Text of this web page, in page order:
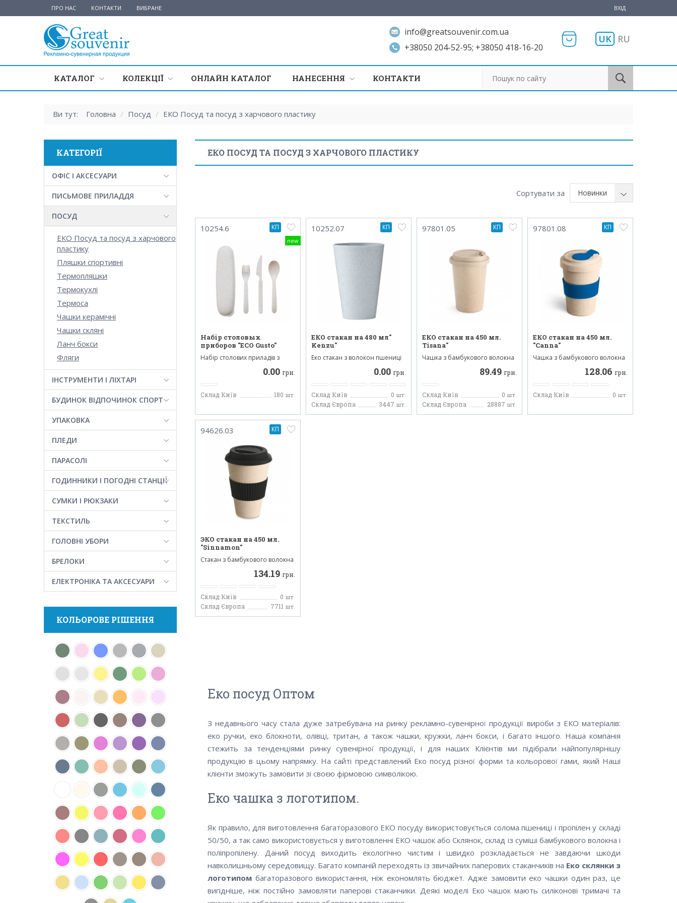
ПРО НАС КОНТАКТИ ВИБРАНЕ ВХІД
UK RU
info@greatsouvenir.com.ua
+38050 204-52-95; +38050 418-16-20
КАТАЛОГ КОЛЕКЦІЇ ОНЛАЙН КАТАЛОГ НАНЕСЕННЯ КОНТАКТИ
Ви тут: Головна / Посуд / ЕКО Посуд та посуд з харчового пластику
ЕКО ПОСУД ТА ПОСУД З ХАРЧОВОГО ПЛАСТИКУ
Сортувати за Новинки
new
10254.6
Набір столовых
приборов "ECO Gusto"
Набір столових приладів з
трьох предметів. Виготов...
0.00 грн.
Склад Київ 180 шт.
КП 10252.07
ЕКО стакан на 480 мл"
Kenzu"
Еко стакан з волокон пшениці
0.00 грн.
Склад Київ 0 шт.
Склад Європа 3447 шт.
КП 97801.05
ЕКО стакан на 450 мл.
Tisana"
Чашка з бамбукового волокна
та біорозкладного полі...
89.49 грн.
Склад Київ 0 шт.
Склад Європа 28887 шт.
КП 97801.08
ЕКО стакан на 450 мл.
"Canna"
Чашка з бамбукового волокна
та біорозкладного полі...
128.06 грн.
Склад Київ 0 шт.
КП
94626.03
ЭКО стакан на 450 мл.
"Sinnamon"
Стакан з бамбукового волокна
та біорозкладного пол...
134.19 грн.
Склад Київ 0 шт.
Склад Європа 7711 шт.
КП
Еко посуд Оптом
З недавнього часу стала дуже затребувана на ринку рекламно-сувенірної продукції вироби з ЕКО матеріалів:
еко ручки, еко блокноти, олівці, тритан, а також чашки, кружки, ланч бокси, і багато іншого. Наша компанія
стежить за тенденціями ринку сувенірної продукції, і для наших Клієнтів ми підібрали найпопулярнішу
продукцію в цьому напрямку. На сайті представлений Еко посуд різної форми та кольорової гами, який Наші
клієнти зможуть замовити зі своєю фірмовою символікою.
Еко чашка з логотипом.
Як правило, для виготовлення багаторазового ЕКО посуду використовується солома пшениці і пропілен у складі
50/50, а так само використовується у виготовленні ЕКО чашок або Склянок, склад із суміші бамбукового волокна і
поліпропілену. Даний посуд виходить екологічно чистим і швидко розкладається не завдаючи шкоди
навколишньому середовищу. Багато компаній переходять із звичайних паперових стаканчиків на Еко склянки з
логотипом багаторазового використання, ніж економлять бюджет. Адже замовити еко чашки один раз, це
вигідніше, ніж постійно замовляти паперові стаканчики. Деякі моделі Еко чашок мають силіконові тримачі та
КАТЕГОРІЇ
ОФІС І АКСЕСУАРИ
ПИСЬМОВЕ ПРИЛАДДЯ
ПОСУД
ЕКО Посуд та посуд з харчового
пластику
Пляшки спортивні
Термопляшки
Термокухлі
Термоса
Чашки керамічні
Чашки скляні
Ланч бокси
Фляги
ІНСТРУМЕНТИ І ЛІХТАРІ
БУДИНОК ВІДПОЧИНОК СПОРТ
УПАКОВКА
ПЛЕДИ
ПАРАСОЛІ
ГОДИННИКИ І ПОГОДНІ СТАНЦІЇ
СУМКИ І РЮКЗАКИ
ТЕКСТИЛЬ
ГОЛОВНІ УБОРИ
БРЕЛОКИ
ЕЛЕКТРОНІКА ТА АКСЕСУАРИ
КОЛЬОРОВЕ РІШЕННЯ